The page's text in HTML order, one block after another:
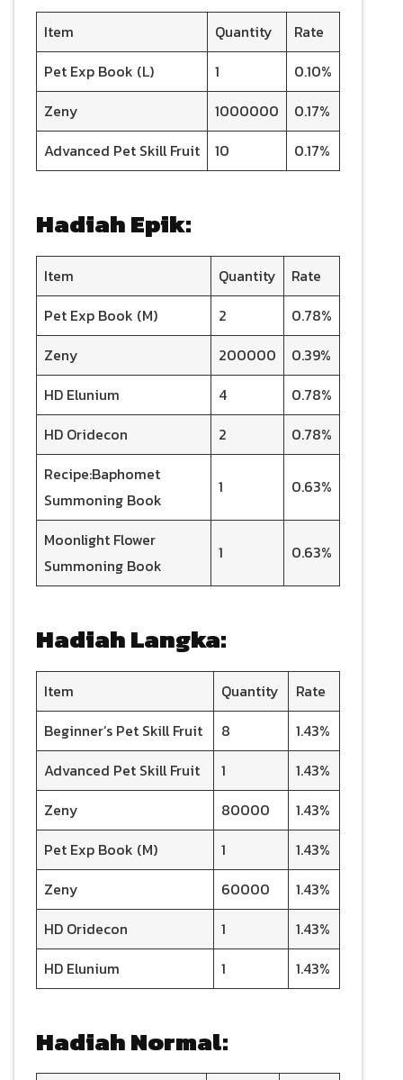
Item Quantity
Rate
Pet Exp Book (L)
1
0.10%
Zeny
1000000
0.17%
Advanced Pet Skill Fruit
10 0.17%
Hadiah Epik:
Item Quantity
Rate
Pet Exp Book (M)
2
0.78%
Zeny
200000
0.39%
HD Elunium
4
0.78%
HD Oridecon
2
0.78%
Recipe:Baphomet
Summoning Book
1 0.63%
Moonlight Flower
Summoning Book
1 0.63%
Hadiah Langka:
Item Quantity
Rate
Beginner’s Pet Skill Fruit
8
1.43%
Advanced Pet Skill Fruit
1
1.43%
Zeny
80000
1.43%
Pet Exp Book (M)
1
1.43%
Zeny
60000
1.43%
HD Oridecon
1
1.43%
HD Elunium
1 1.43%
Hadiah Normal: